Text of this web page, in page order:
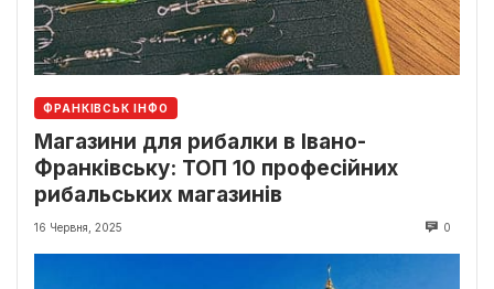
ФРАНКІВСЬК ІНФО
Магазини для рибалки в Івано-
Франківську: ТОП 10 професійних
рибальських магазинів
16 Червня, 2025 0